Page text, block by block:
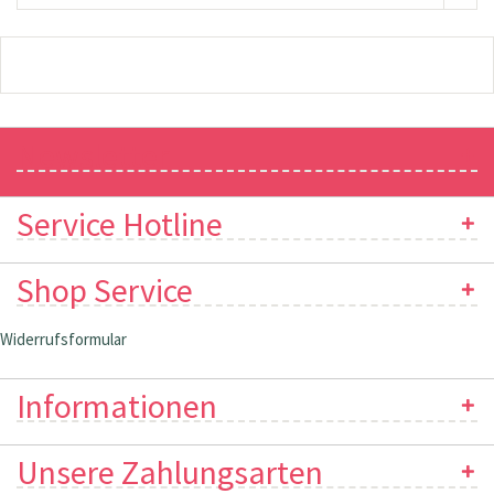
Service Hotline
Shop Service
Widerrufsformular
Informationen
Unsere Zahlungsarten